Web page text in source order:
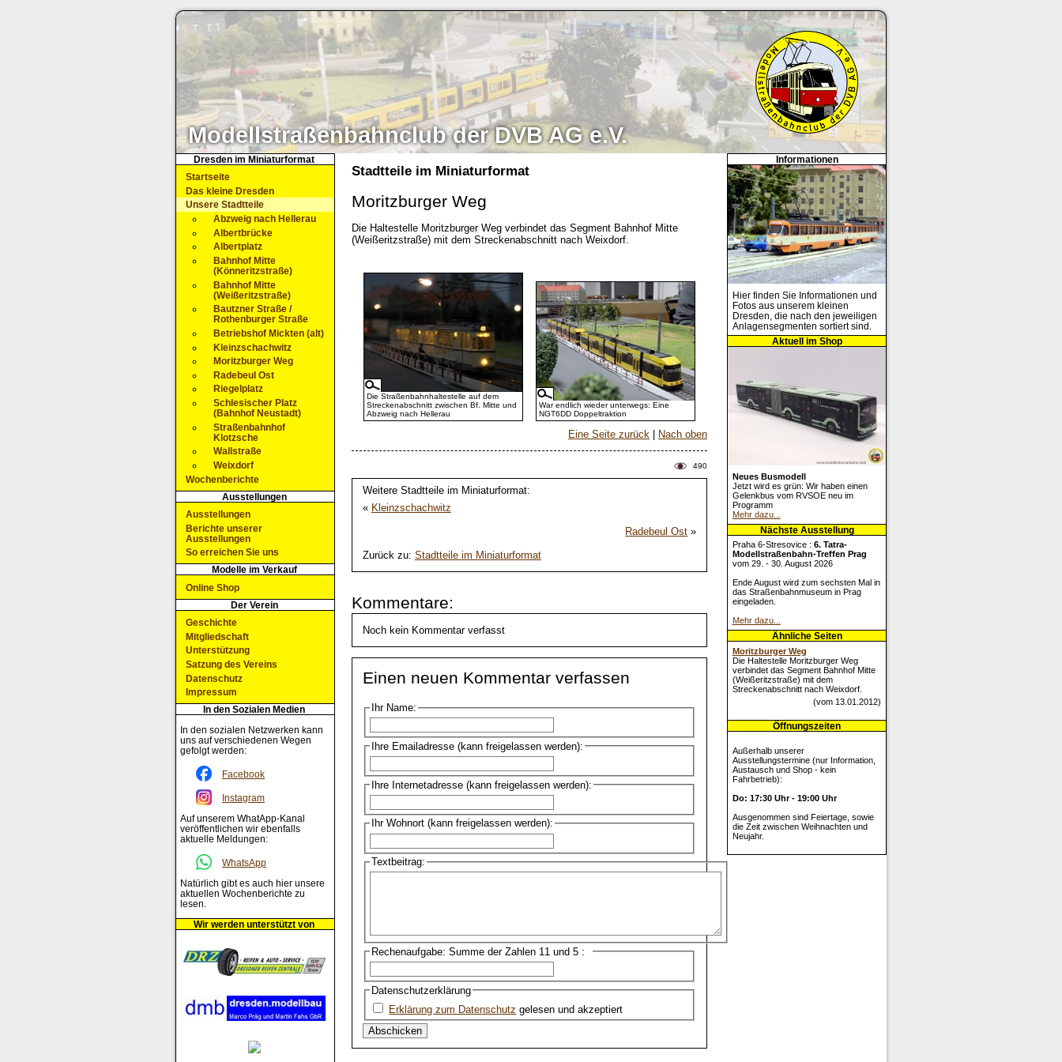
Modellstraßenbahnclub der DVB AG e.V.
Informationen
Hier finden Sie Informationen und
Fotos aus unserem kleinen
Dresden, die nach den jeweiligen
Anlagensegmenten sortiert sind.
Aktuell im Shop
Neues Busmodell
Jetzt wird es grün: Wir haben einen
Gelenkbus vom RVSOE neu im
Programm
Mehr dazu...
Nächste Ausstellung
Praha 6-Stresovice : 6. Tatra-
Modellstraßenbahn-Treffen Prag
vom 29. - 30. August 2026
Ende August wird zum sechsten Mal in
das Straßenbahnmuseum in Prag
eingeladen.
Mehr dazu...
Ähnliche Seiten
Moritzburger Weg
Die Haltestelle Moritzburger Weg
verbindet das Segment Bahnhof Mitte
(Weißeritzstraße) mit dem
Streckenabschnitt nach Weixdorf.
(vom 13.01.2012)
Öffnungszeiten
Außerhalb unserer
Ausstellungstermine (nur Information,
Austausch und Shop - kein
Fahrbetrieb):
Do: 17:30 Uhr - 19:00 Uhr
Ausgenommen sind Feiertage, sowie
die Zeit zwischen Weihnachten und
Neujahr.
Stadtteile im Miniaturformat
Moritzburger Weg
Die Haltestelle Moritzburger Weg verbindet das Segment Bahnhof Mitte
(Weißeritzstraße) mit dem Streckenabschnitt nach Weixdorf.
Die Straßenbahnhaltestelle auf dem
Streckenabschnitt zwischen Bf. Mitte und
Abzweig nach Hellerau
War endlich wieder unterwegs: Eine
NGT6DD Doppeltraktion
Eine Seite zurück Nach oben
490
Weitere Stadtteile im Miniaturformat:
« Kleinzschachwitz
Radebeul Ost »
Zurück zu: Stadtteile im Miniaturformat
Kommentare:
Noch kein Kommentar verfasst
Einen neuen Kommentar verfassen
Ihr Name:
Ihre Emailadresse (kann freigelassen werden):
Ihre Internetadresse (kann freigelassen werden):
Ihr Wohnort (kann freigelassen werden):
Textbeitrag:
Rechenaufgabe: Summe der Zahlen 11 und 5 :
Datenschutzerklärung
Erklärung zum Datenschutz gelesen und akzeptiert
Dresden im Miniaturformat
Startseite
Das kleine Dresden
Unsere Stadtteile
Abzweig nach Hellerau
Albertbrücke
Albertplatz
Bahnhof Mitte
(Könneritzstraße)
Bahnhof Mitte
(Weißeritzstraße)
Bautzner Straße /
Rothenburger Straße
Betriebshof Mickten (alt)
Kleinzschachwitz
Moritzburger Weg
Radebeul Ost
Riegelplatz
Schlesischer Platz
(Bahnhof Neustadt)
Straßenbahnhof
Klotzsche
Wallstraße
Weixdorf
Wochenberichte
Ausstellungen
Ausstellungen
Berichte unserer
Ausstellungen
So erreichen Sie uns
Modelle im Verkauf
Online Shop
Der Verein
Geschichte
Mitgliedschaft
Unterstützung
Satzung des Vereins
Datenschutz
Impressum
In den Sozialen Medien
In den sozialen Netzwerken kann
uns auf verschiedenen Wegen
gefolgt werden:
Facebook
Instagram
Auf unserem WhatApp-Kanal
veröffentlichen wir ebenfalls
aktuelle Meldungen:
WhatsApp
Natürlich gibt es auch hier unsere
aktuellen Wochenberichte zu
lesen.
Wir werden unterstützt von